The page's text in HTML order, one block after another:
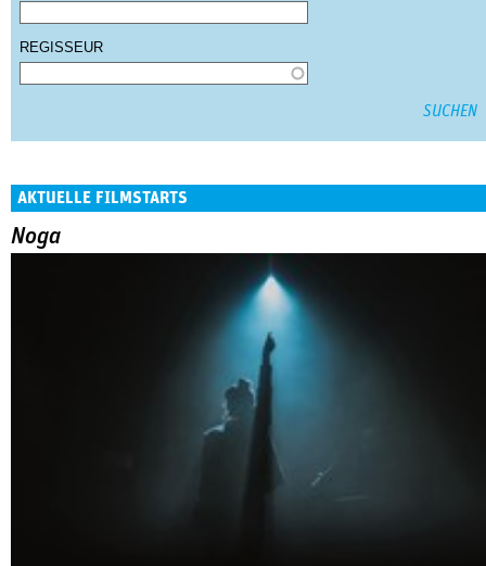
REGISSEUR
AKTUELLE FILMSTARTS
Noga